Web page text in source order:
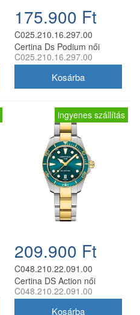
175.900 Ft
C025.210.16.297.00
Certina Ds Podium női
analóg karóra
C025.210.16.297.00
ingyenes szállítás
209.900 Ft
C048.210.22.091.00
Certina DS Action női
analóg karóra
C048.210.22.091.00